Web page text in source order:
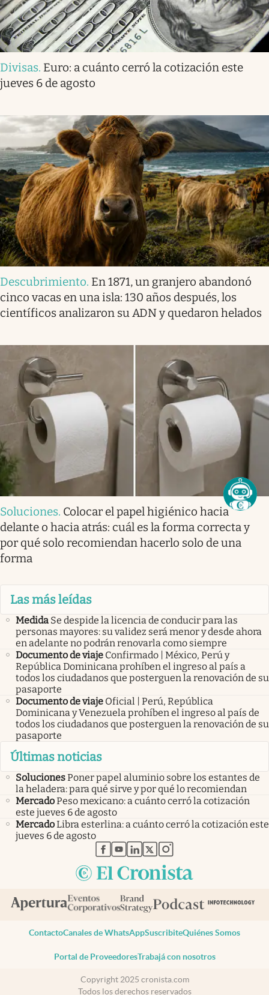
Divisas. Euro: a cuánto cerró la cotización este
jueves 6 de agosto
Descubrimiento. En 1871, un granjero abandonó
cinco vacas en una isla: 130 años después, los
científicos analizaron su ADN y quedaron helados
Soluciones. Colocar el papel higiénico hacia
delante o hacia atrás: cuál es la forma correcta y
por qué solo recomiendan hacerlo solo de una
forma
Las más leídas
Medida Se despide la licencia de conducir para las
personas mayores: su validez será menor y desde ahora
en adelante no podrán renovarla como siempre
Documento de viaje Confirmado | México, Perú y
República Dominicana prohíben el ingreso al país a
todos los ciudadanos que posterguen la renovación de su
pasaporte
Documento de viaje Oficial | Perú, República
Dominicana y Venezuela prohíben el ingreso al país de
todos los ciudadanos que posterguen la renovación de su
pasaporte
Últimas noticias
SolucionesPoner papel aluminio sobre los estantes de
la heladera: para qué sirve y por qué lo recomiendan
MercadoPeso mexicano: a cuánto cerró la cotización
este jueves 6 de agosto
MercadoLibra esterlina: a cuánto cerró la cotización este
jueves 6 de agosto
abre en nueva pestaña
abre en nueva pestaña
abre en nueva pestaña
abre en nueva pestaña
abre en nueva pestaña
ContactoCanales de WhatsAppSuscribiteQuiénes Somos
Portal de ProveedoresTrabajá con nosotros
Copyright 2025 cronista.com
Todos los derechos reservados